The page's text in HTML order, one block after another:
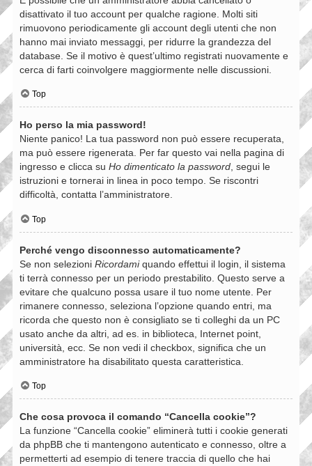
disattivato il tuo account per qualche ragione. Molti siti
rimuovono periodicamente gli account degli utenti che non
hanno mai inviato messaggi, per ridurre la grandezza del
database. Se il motivo è quest’ultimo registrati nuovamente e
cerca di farti coinvolgere maggiormente nelle discussioni.
Top
Ho perso la mia password!
Niente panico! La tua password non può essere recuperata,
ma può essere rigenerata. Per far questo vai nella pagina di
ingresso e clicca su Ho dimenticato la password, segui le
istruzioni e tornerai in linea in poco tempo. Se riscontri
difficoltà, contatta l’amministratore.
Top
Perché vengo disconnesso automaticamente?
Se non selezioni Ricordamiquando effettui il login, il sistema
ti terrà connesso per un periodo prestabilito. Questo serve a
evitare che qualcuno possa usare il tuo nome utente. Per
rimanere connesso, seleziona l’opzione quando entri, ma
ricorda che questo non è consigliato se ti colleghi da un PC
usato anche da altri, ad es. in biblioteca, Internet point,
università, ecc. Se non vedi il checkbox, significa che un
amministratore ha disabilitato questa caratteristica.
Top
Che cosa provoca il comando “Cancella cookie”?
La funzione “Cancella cookie” eliminerà tutti i cookie generati
da phpBB che ti mantengono autenticato e connesso, oltre a
permetterti ad esempio di tenere traccia di quello che hai